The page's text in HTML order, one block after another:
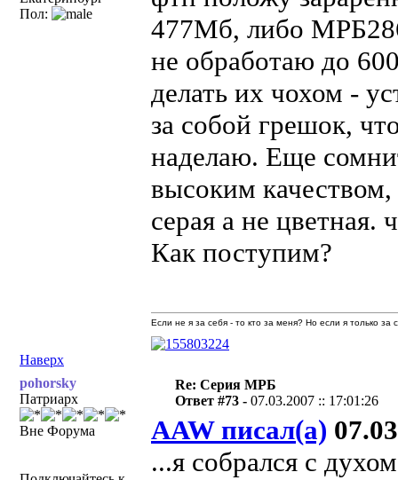
Пол:
477Мб, либо
не обработаю до
делать их чохом -
за собой грешок,
наделаю. Еще
высоким качеством,
серая а не цветная.
Как поступим?
Наверх
Если не я за себя - то кто за меня? Но если я только
pohorsky
Патриарх
Вне Форума
Re: Серия МРБ
Ответ #73 -07.03.2007 :: 17:01:26
AAW писал(а)
...я собрался с